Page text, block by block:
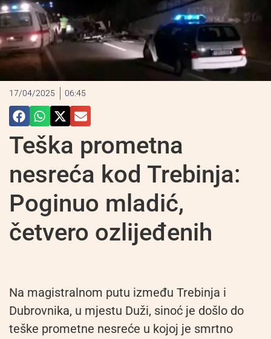
17/04/2025 06:45
Teška prometna
nesreća kod Trebinja:
Poginuo mladić,
četvero ozlijeđenih
Na magistralnom putu između Trebinja i
Dubrovnika, u mjestu Duži, sinoć je došlo do
teške prometne nesreće u kojoj je smrtno